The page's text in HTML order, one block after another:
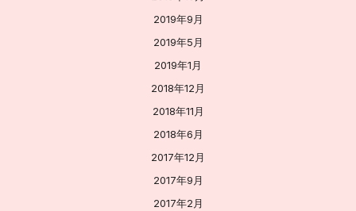
2019年9月
2019年5月
2019年1月
2018年12月
2018年11月
2018年6月
2017年12月
2017年9月
2017年2月